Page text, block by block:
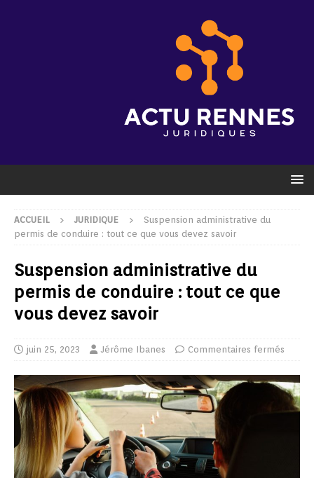
ACCUEIL JURIDIQUE
Suspension administrative du
permis de conduire : tout ce que vous devez savoir
Suspension administrative du
permis de conduire : tout ce que
vous devez savoir
juin 25, 2023 Jérôme Ibanes Commentaires fermés